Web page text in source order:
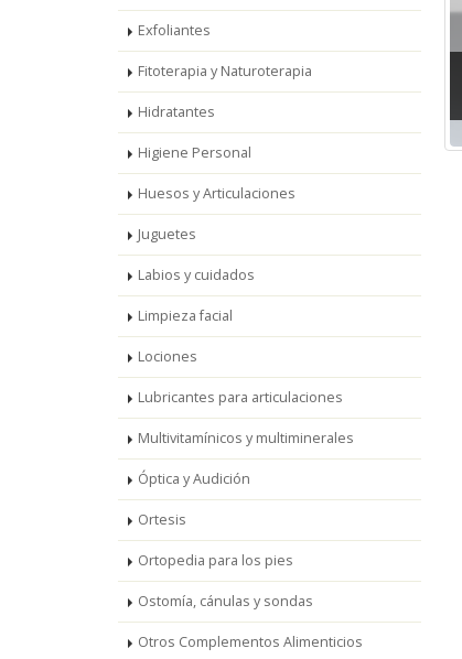
Exfoliantes
Fitoterapia y Naturoterapia
Hidratantes
Higiene Personal
Huesos y Articulaciones
Juguetes
Labios y cuidados
Limpieza facial
Lociones
Lubricantes para articulaciones
Multivitamínicos y multiminerales
Óptica y Audición
Ortesis
Ortopedia para los pies
Ostomía, cánulas y sondas
Otros Complementos Alimenticios